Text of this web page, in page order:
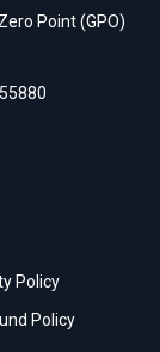
Point (GPO)
Policy
Policy